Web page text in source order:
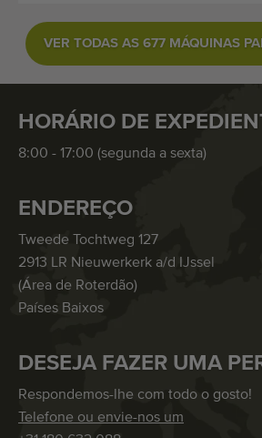
VER TODAS AS 677 MÁQUINAS
HORÁRIO DE
8:00 - 17:00 (segunda a sexta)
ENDEREÇO
Tweede Tochtweg 127
2913 LR Nieuwerkerk a/d IJssel
(Área de Roterdão)
Países Baixos
DESEJA FAZER UMA
Respondemos-lhe com todo o gosto!
Telefone ou envie-nos um